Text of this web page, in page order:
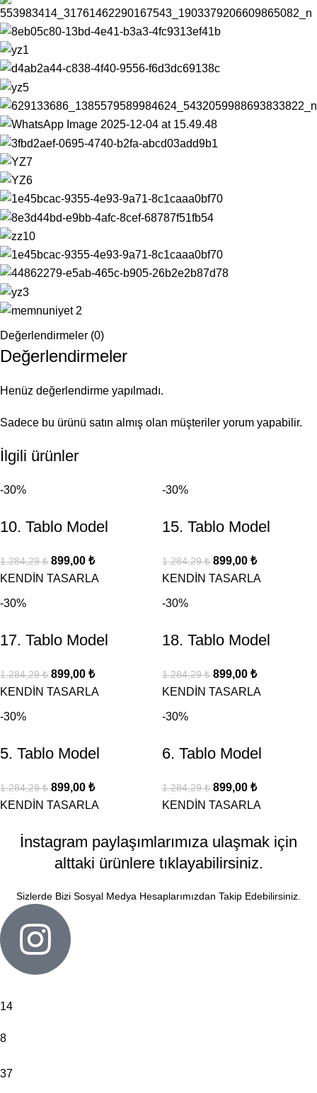
Değerlendirmeler (0)
Değerlendirmeler
Henüz değerlendirme yapılmadı.
Sadece bu ürünü satın almış olan müşteriler yorum yapabilir.
İlgili ürünler
-30%
10. Tablo Model
1.284,29₺ 899,00 ₺
KENDİN TASARLA
-30%
15. Tablo Model
1.284,29₺ 899,00 ₺
KENDİN TASARLA
-30%
17. Tablo Model
1.284,29₺ 899,00 ₺
KENDİN TASARLA
-30%
18. Tablo Model
1.284,29₺ 899,00 ₺
KENDİN TASARLA
-30%
5. Tablo Model
1.284,29₺ 899,00 ₺
KENDİN TASARLA
-30%
6. Tablo Model
1.284,29₺ 899,00 ₺
KENDİN TASARLA
İnstagram paylaşımlarımıza ulaşmak için
alttaki ürünlere tıklayabilirsiniz.
Sizlerde Bizi Sosyal Medya Hesaplarımızdan Takip Edebilirsiniz.
14
8
37